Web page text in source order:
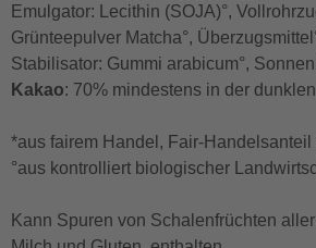
Emulgator: Lecithin (SOJA)°,
Grünteepulver Matcha°,
Stabilisator: Gummi arabicum°,
Kakao: 70% mindestens in der
*aus fairem Handel, Fair-
°aus kontrolliert biologischer
Kann Spuren von Schalenfrüchten